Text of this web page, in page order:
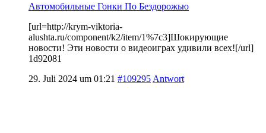
Автомобильные Гонки По Бездорожью
[url=http://krym-viktoria-
alushta.ru/component/k2/item/1%7c3]Шокирующие
новости! Эти новости о видеоиграх удивили всех![/url]
1d92081
29. Juli 2024 um 01:21 #109295 Antwort